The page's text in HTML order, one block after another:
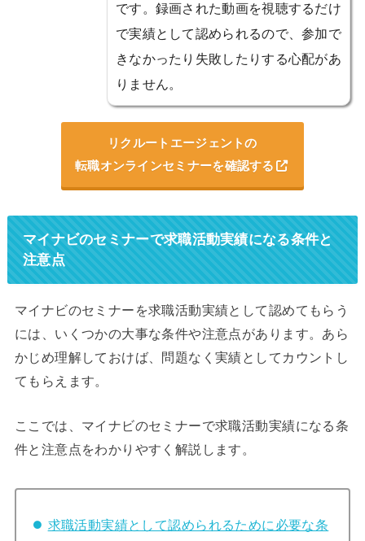
です。録画された動画を視聴するだけ
で実績として認められるので、参加で
きなかったり失敗したりする心配があ
りません。
リクルートエージェントの
転職オンラインセミナーを確認する
マイナビのセミナーで求職活動実績になる条件と
注意点
マイナビのセミナーを求職活動実績として認めてもらう
には、いくつかの大事な条件や注意点があります。あら
かじめ理解しておけば、問題なく実績としてカウントし
てもらえます。
ここでは、マイナビのセミナーで求職活動実績になる条
件と注意点をわかりやすく解説します。
求職活動実績として認められるために必要な条